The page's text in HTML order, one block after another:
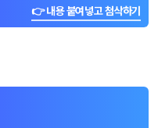
👉 내용 붙여넣고 첨삭하기